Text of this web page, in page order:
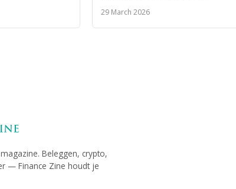
29 March 2026
Beleggen, crypto,
— Finance Zine houdt je